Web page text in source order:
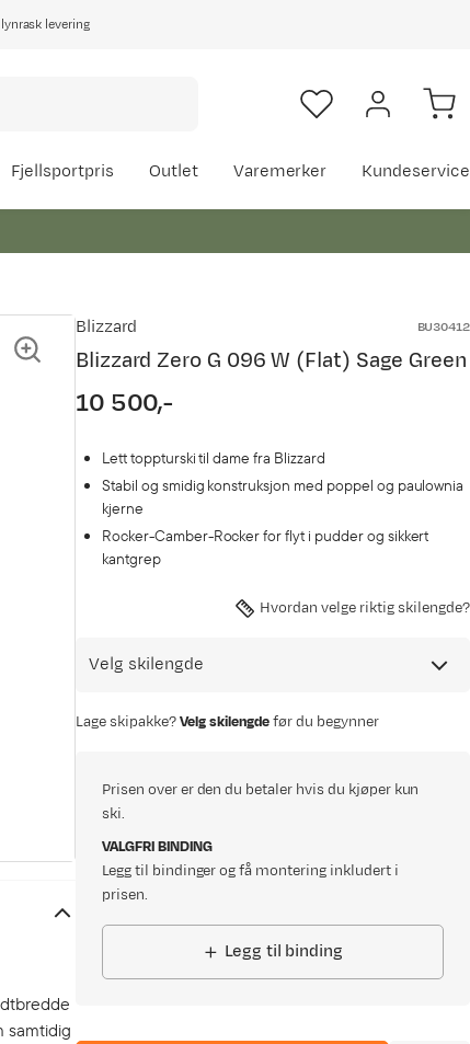
levering
Fjellsportpris Outlet Varemerker Kundeservice
samtidig
Blizzard BU30412
Blizzard Zero G 096 W (Flat) Sage Green
10 500,-
Lett toppturski til dame fra Blizzard
Stabil og smidig konstruksjon med poppel og paulownia
kjerne
Rocker-Camber-Rocker for flyt i pudder og sikkert
kantgrep
Hvordan velge riktig skilengde?
Velg skilengde
Lage skipakke?Velg skilengdefør du begynner
Prisen over er den du betaler hvis du kjøper kun
ski.
VALGFRI BINDING
Legg til bindinger og få montering inkludert i
prisen.
Legg til binding